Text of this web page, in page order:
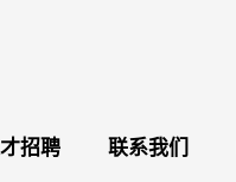
招聘 联系我们